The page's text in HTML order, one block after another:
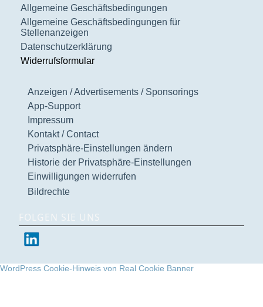
Allgemeine Geschäftsbedingungen
Allgemeine Geschäftsbedingungen für
Stellenanzeigen
Datenschutzerklärung
Widerrufsformular
Anzeigen / Advertisements / Sponsorings
App-Support
Impressum
Kontakt / Contact
Privatsphäre-Einstellungen ändern
Historie der Privatsphäre-Einstellungen
Einwilligungen widerrufen
Bildrechte
FOLGEN SIE UNS
WordPress Cookie-Hinweis von Real Cookie Banner